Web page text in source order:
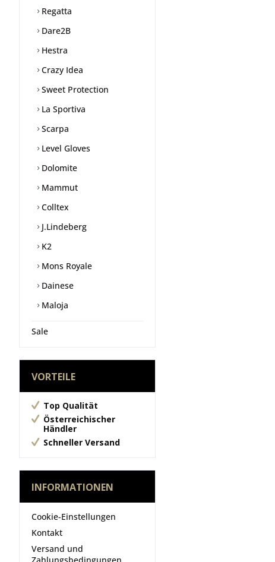
Regatta
Dare2B
Hestra
Crazy Idea
Sweet Protection
La Sportiva
Scarpa
Level Gloves
Dolomite
Mammut
Colltex
J.Lindeberg
K2
Mons Royale
Dainese
Maloja
Sale
VORTEILE
Top Qualität
Österreichischer
Händler
Schneller Versand
INFORMATIONEN
Cookie-Einstellungen
Kontakt
Versand und